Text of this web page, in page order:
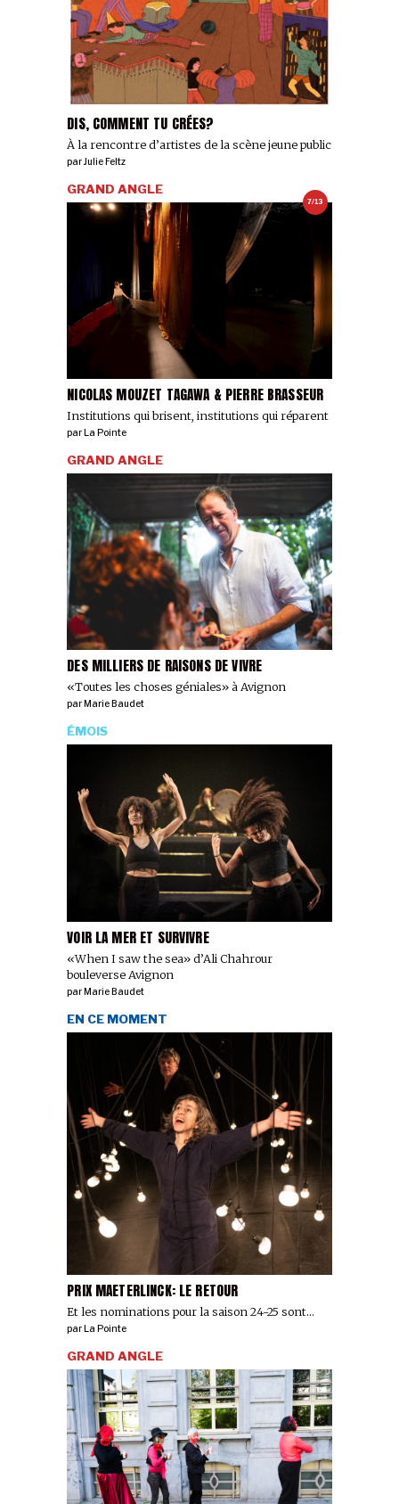
DIS, COMMENT TU CRÉES?
À la rencontre d’artistes de la scène jeune public
parJulie Feltz
7/13
NICOLAS MOUZET TAGAWA & PIERRE BRASSEUR
Institutions qui brisent, institutions qui réparent
GRAND ANGLE
parLa Pointe
DES MILLIERS DE RAISONS DE VIVRE
«Toutes les choses géniales» à Avignon
GRAND ANGLE
par Marie Baudet
VOIR LA MER ET SURVIVRE
«When I saw the sea» d’Ali Chahrour
bouleverse Avignon
ÉMOIS
parMarie Baudet
PRIX MAETERLINCK: LE RETOUR
Et les nominations pour la saison 24-25 sont...
EN CE MOMENT
parLa Pointe
GRAND ANGLE